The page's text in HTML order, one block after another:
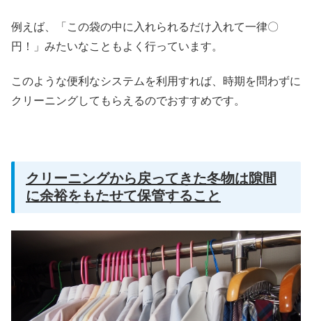
例えば、「この袋の中に入れられるだけ入れて一律〇
円！」みたいなこともよく行っています。
このような便利なシステムを利用すれば、時期を問わずに
クリーニングしてもらえるのでおすすめです。
クリーニングから戻ってきた冬物は隙間
に余裕をもたせて保管すること